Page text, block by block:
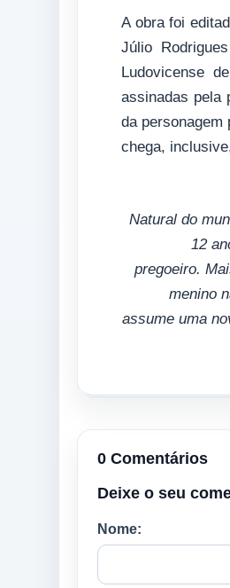
A obra foi
Júlio
Ludovicense
assinadas pela
da personagem
chega,
Natural do
12
pregoeiro.
menino
assume uma
0 Comentários
Deixe o seu
Nome: